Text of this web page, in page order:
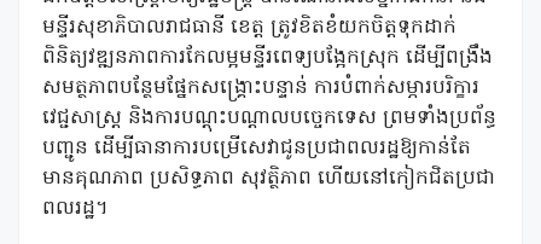
មន្ទីរសុខាភិបាលរាជធានី ខេត្ត ត្រូវខិតខំយកចិត្តទុកដាក់
ពិនិត្យវឌ្ឍនភាពការកែលម្អមន្ទីរពេទ្យបង្អែកស្រុក ដើម្បីពង្រឹង
សមត្ថភាពបន្ថែមផ្នែកសង្រ្គោះបន្ទាន់ ការបំពាក់សម្ភារបរិក្ខារ
វេជ្ជសាស្រ្ត និងការបណ្តុះបណ្តាលបច្ចេកទេស ព្រមទាំងប្រព័ន្ធ
បញ្ជូន ដើម្បីធានាការបម្រើសេវាជូនប្រជាពលរដ្ឋឱ្យកាន់តែ
មានគុណភាព ប្រសិទ្ធភាព សុវត្ថិភាព ហើយនៅកៀកជិតប្រជា
ពលរដ្ឋ។